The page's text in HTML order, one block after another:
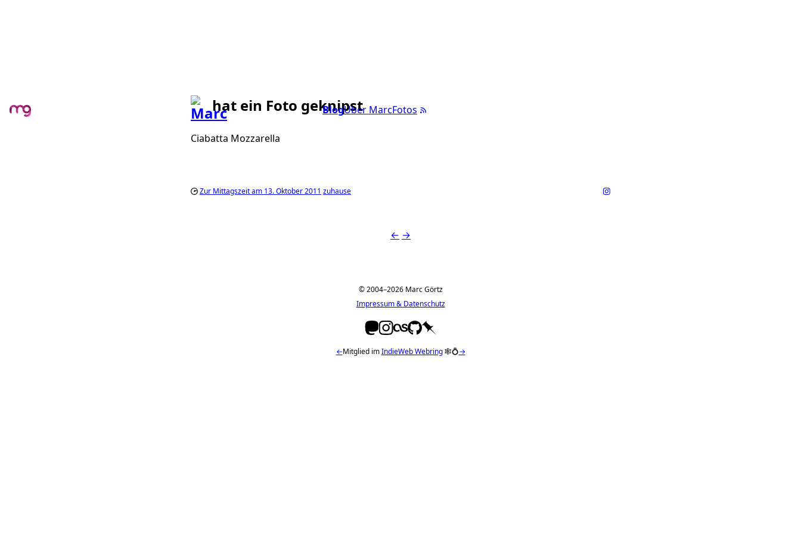
BlogÜber MarcFotos
hat ein Foto geknipst
Ciabatta Mozzarella
Zur Mittagszeit am 13. Oktober 2011 zuhause
← →
© 2004–2026 Marc Görtz
Impressum & Datenschutz
←Mitglied imIndieWeb Webring🕸💍→